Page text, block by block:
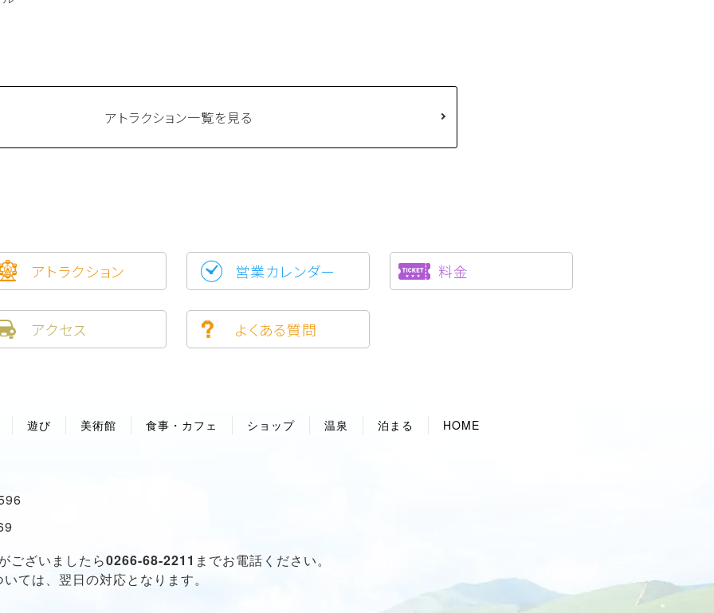
アトラクション一覧を見る
アトラクション 営業カレンダー 料金
アクセス よくある質問
遊び 美術館 食事・カフェ ショップ 温泉 泊まる HOME
ございましたら0266-68-2211 までお電話ください。
ては、翌日の対応となります。